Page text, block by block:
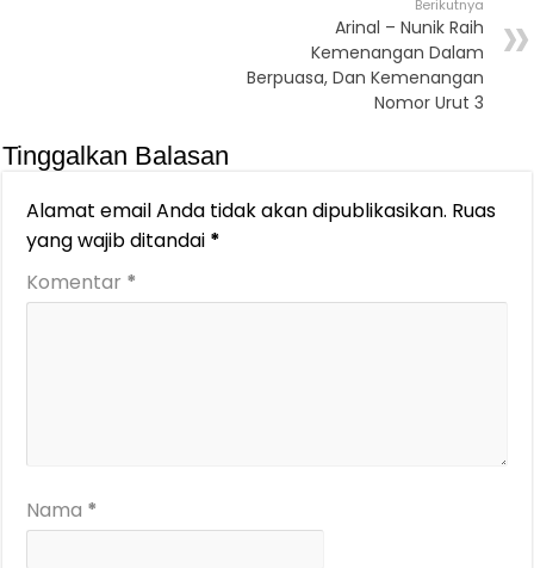
Berikutnya
Arinal – Nunik Raih
Kemenangan Dalam
Berpuasa, Dan Kemenangan
Nomor Urut 3
Tinggalkan Balasan
Alamat email Anda tidak akan dipublikasikan. Ruas
yang wajib ditandai *
Komentar *
Nama *